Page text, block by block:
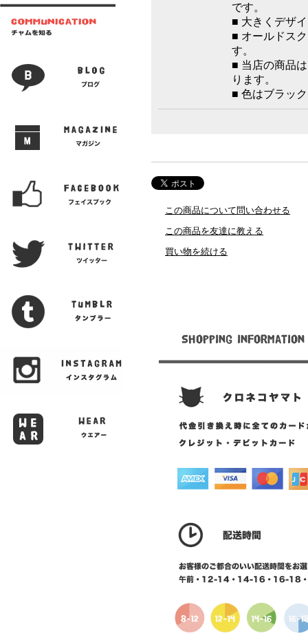
です。
■ 大きくデザ
■ オールドス
す。
■ 当店の商品
ります。
■ 色はブラッ
この商品について問い合わせる
この商品を友達に教える
買い物を続ける